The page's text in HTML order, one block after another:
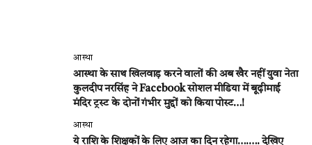
आस्था
आस्था के साथ खिलवाड़ करने वालों की अब खैर नहीं युवा नेता
कुलदीप नरसिंह ने Facebook सोशल मीडिया में बूढ़ीमाई
मंदिर ट्रस्ट के दोनों गंभीर मुद्दों को किया पोस्ट…!
आस्था
ये राशि के शिक्षकों के लिए आज का दिन रहेगा….…. देखिए